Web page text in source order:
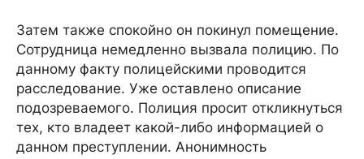
Затем также спокойно он покинул помещение.
Сотрудница немедленно вызвала полицию. По
данному факту полицейскими проводится
расследование. Уже оставлено описание
подозреваемого. Полиция просит откликнуться
тех, кто владеет какой-либо информацией о
данном преступлении. Анонимность